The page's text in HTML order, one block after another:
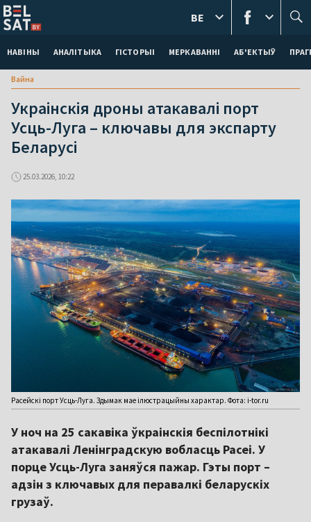
НАВІНЫ АНАЛІТЫКА ГІСТОРЫІ МЕРКАВАННI АБ'ЕКТЫЎ
BE
Вайна
Украінскія дроны атакавалі порт
Усць-Луга – ключавы для экспарту
Беларусі
25.03.2026, 10:22
Расейскі порт Усць-Луга. Здымак мае ілюстрацыйны характар. Фота: i-tor.ru
У ноч на 25 сакавіка ўкраінскія беспілотнікі
атакавалі Ленінградскую вобласць Расеі. У
порце Усць-Луга заняўся пажар. Гэты порт –
адзін з ключавых для перавалкі беларускіх
грузаў.